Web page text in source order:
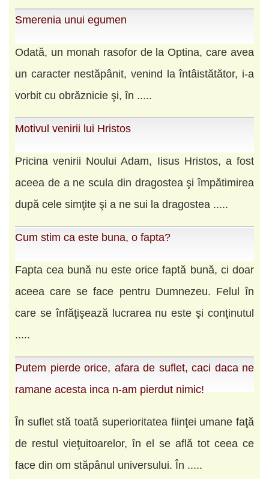
Smerenia unui egumen
Odată, un monah rasofor de la Optina, care avea
un caracter nestăpânit, venind la întâistătător, i-a
vorbit cu obrăznicie şi, în .....
Motivul venirii lui Hristos
Pricina venirii Noului Adam, Iisus Hristos, a fost
aceea de a ne scula din dragostea şi împătimirea
după cele simţite şi a ne sui la dragostea .....
Cum stim ca este buna, o fapta?
Fapta cea bună nu este orice faptă bună, ci doar
aceea care se face pentru Dumnezeu. Felul în
care se înfăţişează lucrarea nu este şi conţinutul
.....
Putem pierde orice, afara de suflet, caci daca ne
ramane acesta inca n-am pierdut nimic!
În suflet stă toată superioritatea fiinţei umane faţă
de restul vieţuitoarelor, în el se află tot ceea ce
face din om stăpânul universului. În .....